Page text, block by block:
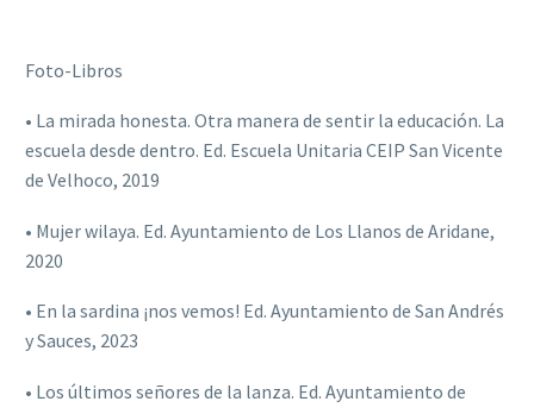
Foto-Libros
• La mirada honesta. Otra manera de sentir la educación. La
escuela desde dentro. Ed. Escuela Unitaria CEIP San Vicente
de Velhoco, 2019
• Mujer wilaya. Ed. Ayuntamiento de Los Llanos de Aridane,
2020
• En la sardina ¡nos vemos! Ed. Ayuntamiento de San Andrés
y Sauces, 2023
• Los últimos señores de la lanza. Ed. Ayuntamiento de